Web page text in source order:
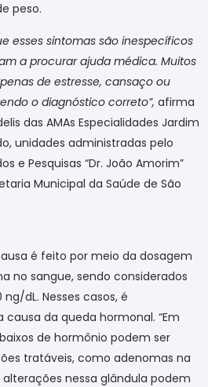
peso.
esses sintomas são inespecíficos
a procurar ajuda médica. Muitos
de estresse, cansaço ou
o diagnóstico correto”, afirma
da​s​ AMA​s​ Especialidades Jardim
unidades administradas pelo
e Pesquisas “Dr. João Amorim”​
Municipal da Saúde de São
é feito por meio da dosagem
no sangue, sendo considerados
dL. Nesses casos, é
da queda hormonal. “Em
de hormônio podem ser
tratáveis, como adenomas na
nessa glândula podem